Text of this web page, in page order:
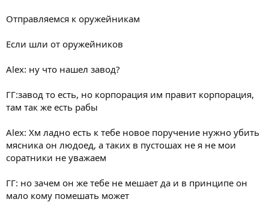
Отправляемся к оружейникам
Если шли от оружейников
Alex: ну что нашел завод?
ГГ:завод то есть, но корпорация им правит корпорация,
там так же есть рабы
Alex: Хм ладно есть к тебе новое поручение нужно убить
мясника он людоед, а таких в пустошах не я не мои
соратники не уважаем
ГГ: но зачем он же тебе не мешает да и в принципе он
мало кому помешать может